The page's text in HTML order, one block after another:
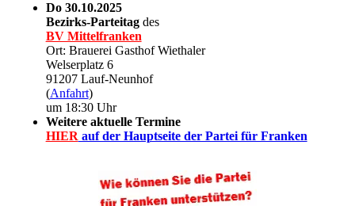
Do 30.10.2025
Bezirks-Parteitagdes
BV Mittelfranken
Ort: Brauerei Gasthof Wiethaler
Welserplatz 6
91207 Lauf-Neunhof
(Anfahrt)
um 18:30 Uhr
Weitere aktuelle Termine
HIERauf der Hauptseite der Partei für Franken